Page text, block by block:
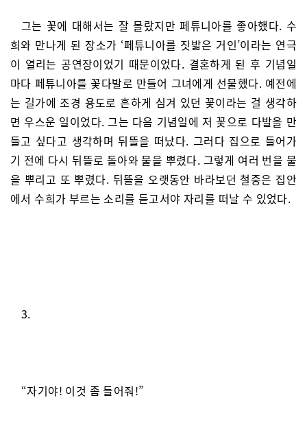
그는 꽃에 대해서는 잘 몰랐지만 페튜니아를 좋아했다. 수
희와 만나게 된 장소가 ‘페튜니아를 짓밟은 거인’이라는 연극
이 열리는 공연장이었기 때문이었다. 결혼하게 된 후 기념일
마다 페튜니아를 꽃다발로 만들어 그녀에게 선물했다. 예전에
는 길가에 조경 용도로 흔하게 심겨 있던 꽃이라는 걸 생각하
면 우스운 일이었다. 그는 다음 기념일에 저 꽃으로 다발을 만
들고 싶다고 생각하며 뒤뜰을 떠났다. 그러다 집으로 들어가
기 전에 다시 뒤뜰로 돌아와 물을 뿌렸다. 그렇게 여러 번을 물
을 뿌리고 또 뿌렸다. 뒤뜰을 오랫동안 바라보던 철중은 집안
에서 수희가 부르는 소리를 듣고서야 자리를 떠날 수 있었다.
3.
“자기야! 이것 좀 들어줘!”